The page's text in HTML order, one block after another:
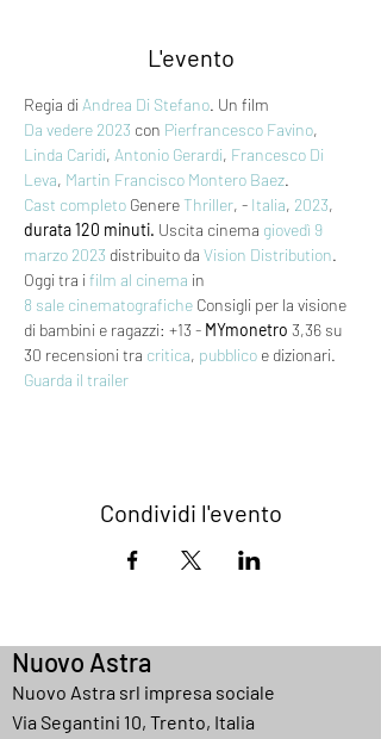
L'evento
Regia di Andrea Di Stefano. Un film
Da vedere 2023 con Pierfrancesco Favino,
Linda Caridi, Antonio Gerardi, Francesco Di
Leva, Martin Francisco Montero Baez.
Cast completo Genere Thriller, - Italia, 2023,
durata 120 minuti. Uscita cinema giovedì 9
marzo 2023 distribuito da Vision Distribution.
Oggi tra i film al cinema in
8 sale cinematografiche Consigli per la visione
di bambini e ragazzi: +13 - MYmonetro 3,36 su
30 recensioni tra critica, pubblico e dizionari.
Guarda il trailer
Condividi l'evento
Nuovo Astra
Nuovo Astra srl impresa sociale
Via Segantini 10, Trento, Italia